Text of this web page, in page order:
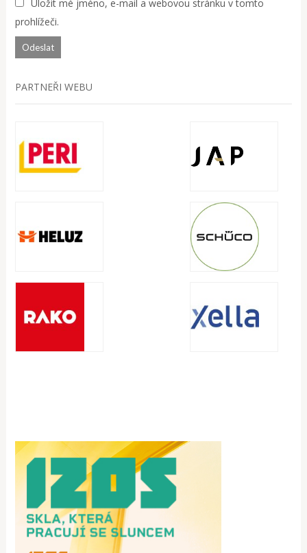
Uložit mé jméno, e-mail a webovou stránku v tomto
prohlížeči.
PARTNEŘI WEBU